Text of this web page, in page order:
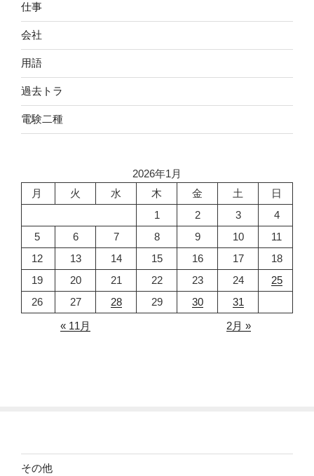
仕事
会社
用語
過去トラ
電験二種
2026年1月
月
火 水 木 金 土
日
1
2 3
4
5
6 7 8 9 10
11
12
13 14 15 16 17
18
19
20 21 22 23 24
25
26
27 28 29 30
31
« 11月
2月 »
その他